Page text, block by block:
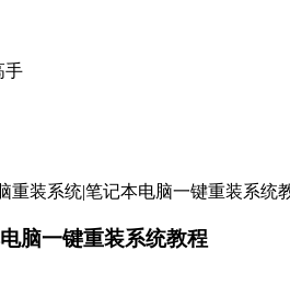
手
重装系统|笔记本电脑一键重装系统
脑一键重装系统教程